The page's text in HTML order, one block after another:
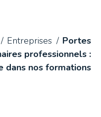
Entreprises
Portes
professionnels :
dans nos formations